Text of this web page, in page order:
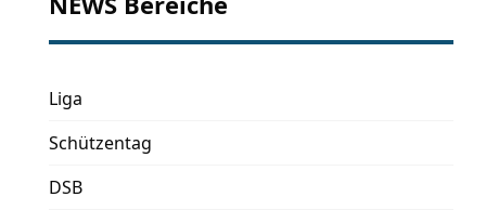
Liga
Schützentag
DSB